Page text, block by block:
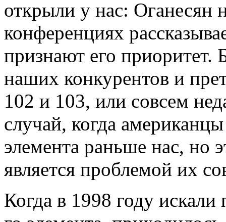
открыли у нас: Оганесян
конференциях
признают его приоритет.
наших конкурентов и
102 и 103, или совсем
случай, когда
элемента раньше нас, но
является проблемой их
Когда в 1998 году